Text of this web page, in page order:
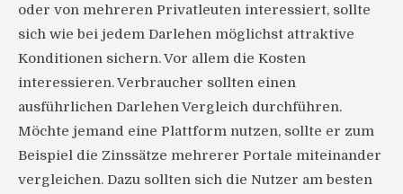
oder von mehreren Privatleuten interessiert, sollte
sich wie bei jedem Darlehen möglichst attraktive
Konditionen sichern. Vor allem die Kosten
interessieren. Verbraucher sollten einen
ausführlichen Darlehen Vergleich durchführen.
Möchte jemand eine Plattform nutzen, sollte er zum
Beispiel die Zinssätze mehrerer Portale miteinander
vergleichen. Dazu sollten sich die Nutzer am besten